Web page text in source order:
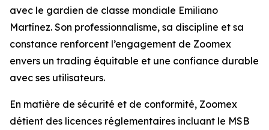
avec le gardien de classe mondiale Emiliano
Martínez. Son professionnalisme, sa discipline et sa
constance renforcent l’engagement de Zoomex
envers un trading équitable et une confiance durable
avec ses utilisateurs.
En matière de sécurité et de conformité, Zoomex
détient des licences réglementaires incluant le MSB